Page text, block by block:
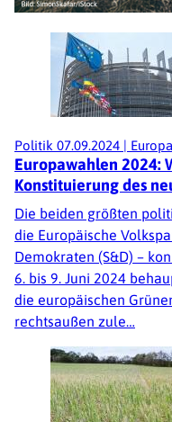
Politik 07.09.2024 |
Europawahlen 2024:
Konstituierung des
Die beiden größten
die Europäische
Demokraten (S&D) –
6. bis 9. Juni 2024
die europäischen
rechtsaußen zule…